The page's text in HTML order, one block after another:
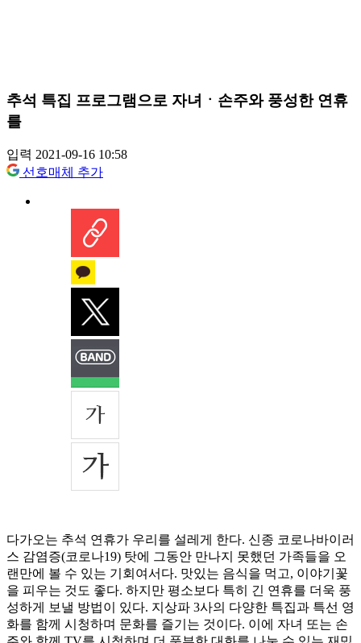
추석 특집 프로그램으로 자녀ㆍ손주와 풍성한 연휴
를
입력 2021-09-16 10:58
선호매체 추가
다가오는 추석 연휴가 우리를 설레게 한다. 신종 코로나바이러
스 감염증(코로나19) 탓에 그동안 만나지 못했던 가족들을 오
랜만에 볼 수 있는 기회여서다. 맛있는 음식을 먹고, 이야기꽃
을 피우는 것도 좋다. 하지만 평소보다 특히 긴 연휴를 더욱 풍
성하게 보낼 방법이 있다. 지상파 3사의 다양한 특집과 특선 영
화를 함께 시청하며 문화를 즐기는 것이다. 이에 자녀 또는 손